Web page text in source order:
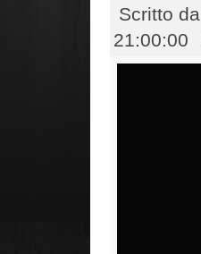
Scritto da
21:00:00